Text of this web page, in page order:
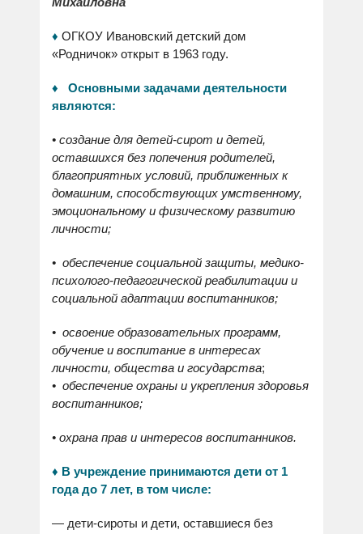
♦ ОГКОУ Ивановский детский дом
«Родничок» открыт в 1963 году.
♦ Основными задачами деятельности
являются:
• создание для детей-сирот и детей,
оставшихся без попечения родителей,
благоприятных условий, приближенных к
домашним, способствующих умственному,
эмоциональному и физическому развитию
личности;
• обеспечение социальной защиты, медико-
психолого-педагогической реабилитации и
социальной адаптации воспитанников;
• освоение образовательных программ,
обучение и воспитание в интересах
личности, общества и государства;
• обеспечение охраны и укрепления здоровья
воспитанников;
• охрана прав и интересов воспитанников.
♦ В учреждение принимаются дети от 1
года до 7 лет, в том числе:
— дети-сироты и дети, оставшиеся без